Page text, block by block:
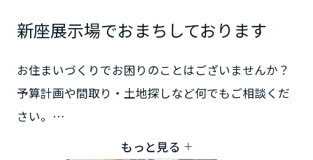
新座展示場でおまちしております
お住まいづくりでお困りのことはございませんか？
予算計画や間取り・土地探しなど何でもご相談くだ
さい。
ご来場心よりお待ちしております。
もっと見る
香川県
愛媛県